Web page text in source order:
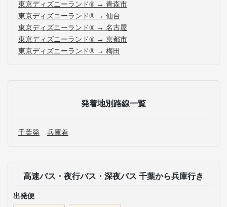
東京ディズニーランド® → 青森市
東京ディズニーランド® → 仙台
東京ディズニーランド® → 名古屋
東京ディズニーランド® → 京都市
東京ディズニーランド® → 梅田
発着地別路線一覧
千葉発 兵庫着
高速バス・夜行バス・深夜バス 千葉から兵庫行き
出発便